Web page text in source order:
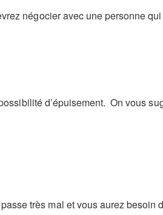
négocier avec une personne
d’épuisement. On vous
très mal et vous aurez besoin